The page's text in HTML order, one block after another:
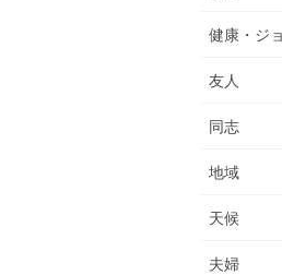
健康・ジ
友人
同志
地域
天候
夫婦